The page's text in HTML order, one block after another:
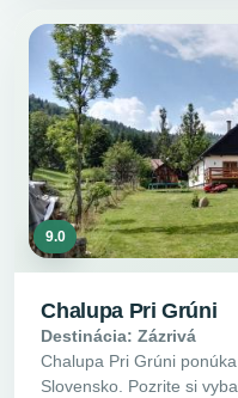
9.0
Chalupa Pri Grúni
Destinácia: Zázrivá
Chalupa Pri Grúni
Slovensko. Pozrite si